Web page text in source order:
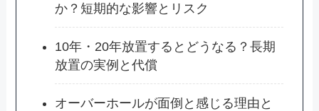
か？短期的な影響とリスク
10年・20年放置するとどうなる？長期
放置の実例と代償
オーバーホールが面倒と感じる理由と